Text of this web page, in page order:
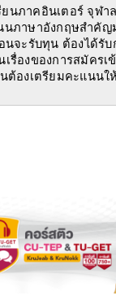
ยนภาคอินเตอร์ จุฬา
นภาษาอังกฤษสำคัญ
นจะรับทุน ต้องได้รั
รื่องของการสมัครเ
ต้องเตรียมคะแนน